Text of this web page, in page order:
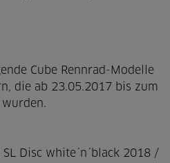
Cube Rennrad-Modelle
die ab 23.05.2017 bis zum
Disc white´n´black 2018 /